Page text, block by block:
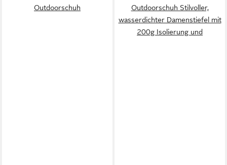
Outdoorschuh
Outdoorschuh Stilvoller,
wasserdichter Damenstiefel mit
200g Isolierung und